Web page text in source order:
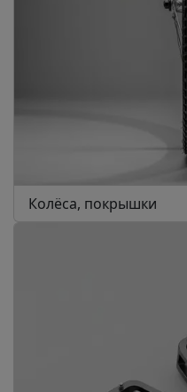
Колёса, покрышки